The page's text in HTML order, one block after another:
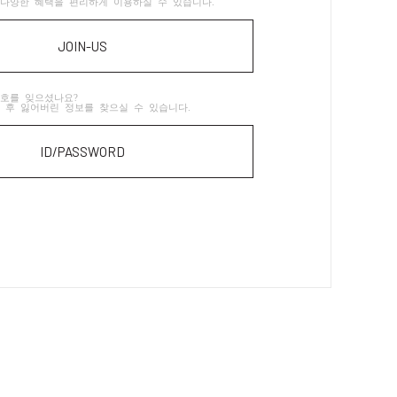
JOIN-US
를 잊으셨나요?
후 잃어버린 정보를 찾으실 수 있습니다.
ID/PASSWORD